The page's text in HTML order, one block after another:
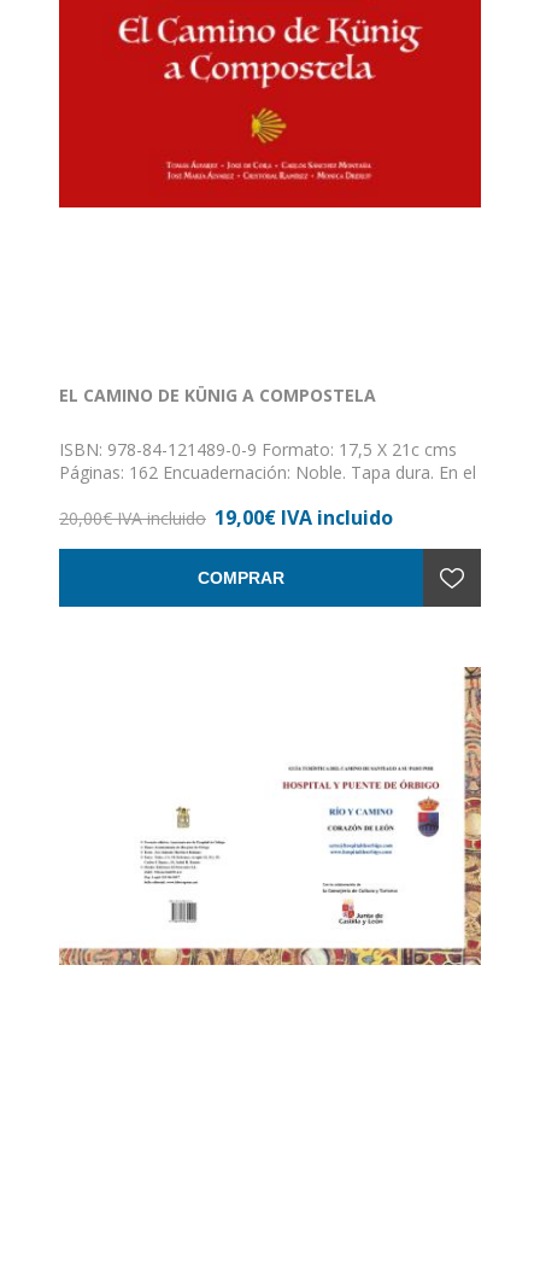
EL CAMINO DE KÜNIG A COMPOSTELA
ISBN: 978-84-121489-0-9 Formato: 17,5 X 21c cms
Páginas: 162 Encuadernación: Noble. Tapa dura. En el
servita alemán llamado Hermann Künig von Vach,
utilizada antaño por multitud de viajeros a Santiago.
20,00€ IVA incluido 19,00€ IVA incluido
COMPRAR